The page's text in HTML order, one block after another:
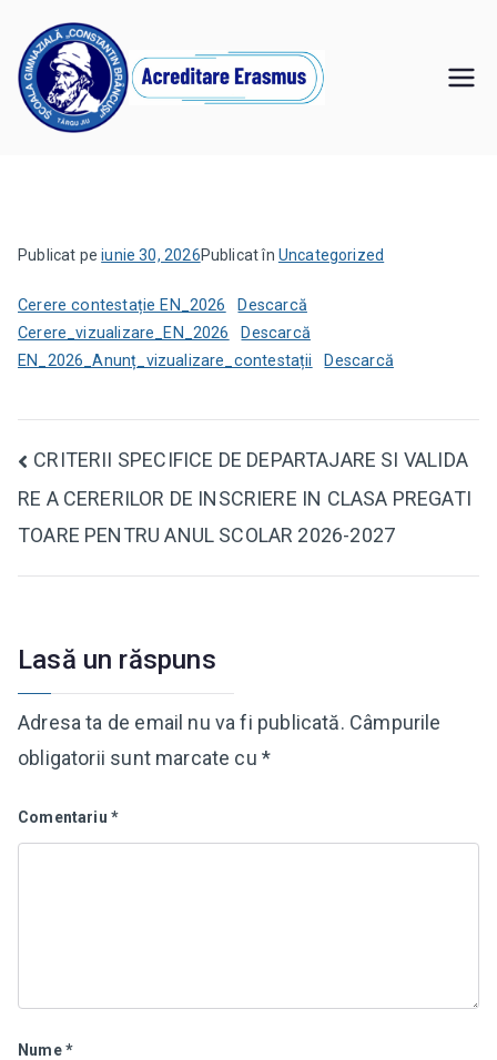
conținut
Şcoala
Brâncuşi" Târgu
Jiu
,,Învăţăm pentru noi, învăţăm pentru viitor"
Publicat peiunie 30, 2026Publicat în Uncategorized
Cerere contestație EN_2026
Descarcă
Cerere_vizualizare_EN_2026
Descarcă
EN_2026_Anunț_vizualizare_contestații
Descarcă
Navigare
în
articole
CRITERII SPECIFICE DE DEPARTAJARE SI VALIDA
RE A CERERILOR DE INSCRIERE IN CLASA PREGATI
TOARE PENTRU ANUL SCOLAR 2026-2027
Lasă un răspuns
Adresa ta de email nu va fi publicată. Câmpurile
obligatorii sunt marcate cu*
Comentariu *
Nume*